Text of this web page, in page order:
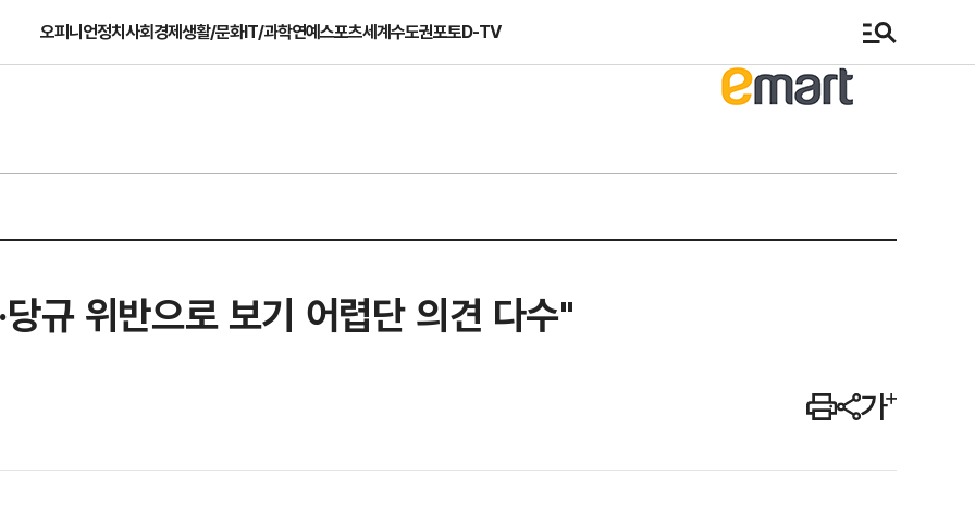
오피니언정치사회경제생활/문화IT/과학연예스포츠세계수도권포토D-TV
규 위반으로 보기 어렵단 의견 다수"